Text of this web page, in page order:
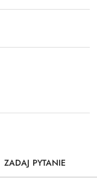
ZADAJ PYTANIE